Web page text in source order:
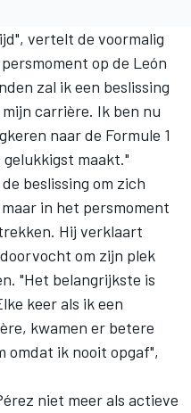
vertelt de voormalig
op de León
zal ik een beslissing
carrière. Ik ben nu
naar de Formule 1
maakt."
beslissing om zich
in het persmoment
Hij verklaart
om zijn plek
"Het belangrijkste is
keer als ik een
kwamen er betere
omdat ik nooit opgaf",
niet meer als actieve